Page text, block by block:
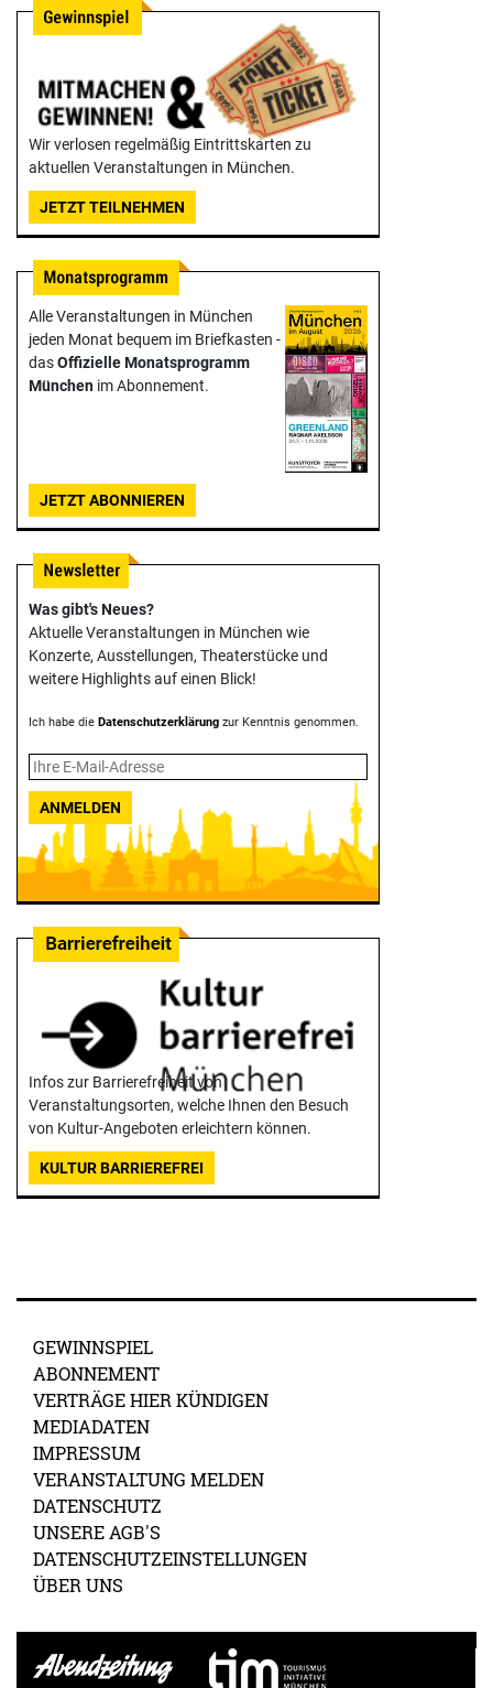
Wir verlosen regelmäßig Eintrittskarten zu
aktuellen Veranstaltungen in München.
JETZT TEILNEHMEN
Alle Veranstaltungen in München
jeden Monat bequem im Briefkasten -
dasOffizielle Monats­programm
München im Abonnement.
JETZT ABONNIEREN
Was gibt's Neues?
Aktuelle Veranstaltungen in München wie
Konzerte, Ausstellungen, Theater­stücke und
weitere Highlights auf einen Blick!
Ich habe die Datenschutzerklärung zur Kenntnis genommen.
ANMELDEN
Infos zur Barrierefreiheit von
Veranstaltungsorten, welche Ihnen den Besuch
von Kultur-Angeboten erleichtern können.
KULTUR BARRIEREFREI
GEWINNSPIEL
ABONNEMENT
VERTRÄGE HIER KÜNDIGEN
MEDIADATEN
IMPRESSUM
VERANSTALTUNG MELDEN
DATENSCHUTZ
UNSERE AGB'S
DATENSCHUTZEINSTELLUNGEN
ÜBER UNS